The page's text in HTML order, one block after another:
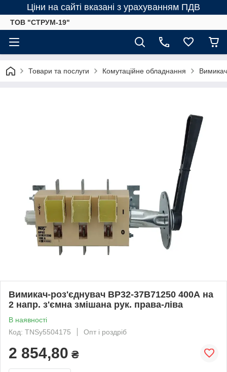
Ціни на сайті вказані з урахуванням ПДВ
ТОВ "СТРУМ-19"
Товари та послуги Комутаційне обладнання
Вимикач-роз'єднувач ВР32-37В71250 400А на
2 напр. з'ємна змішана рук. права-ліва
В наявності
Код: TNSy5504175
Опт і роздріб
2 854,80 ₴